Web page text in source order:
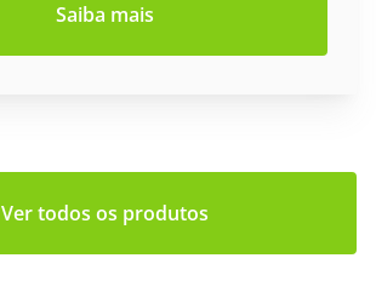
Saiba mais
Ver todos os produtos